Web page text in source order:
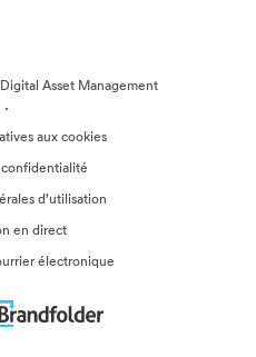
Asset Management
·
aux cookies
d’utilisation
en direct
électronique